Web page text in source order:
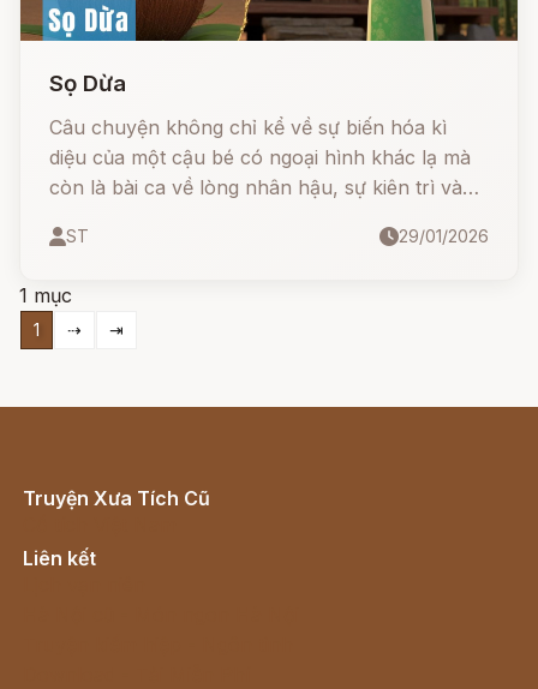
Sọ Dừa
Câu chuyện không chỉ kể về sự biến hóa kì
diệu của một cậu bé có ngoại hình khác lạ mà
còn là bài ca về lòng nhân hậu, sự kiên trì và
cùng theo chân Sọ Dừa từ kiếp chăn bò thuê
để đoàn tụ cùng người vợ hiền
ST 29/01/2026
1 mục
1 ⇢ ⇥
Truyện Xưa Tích Cũ
Liên kết